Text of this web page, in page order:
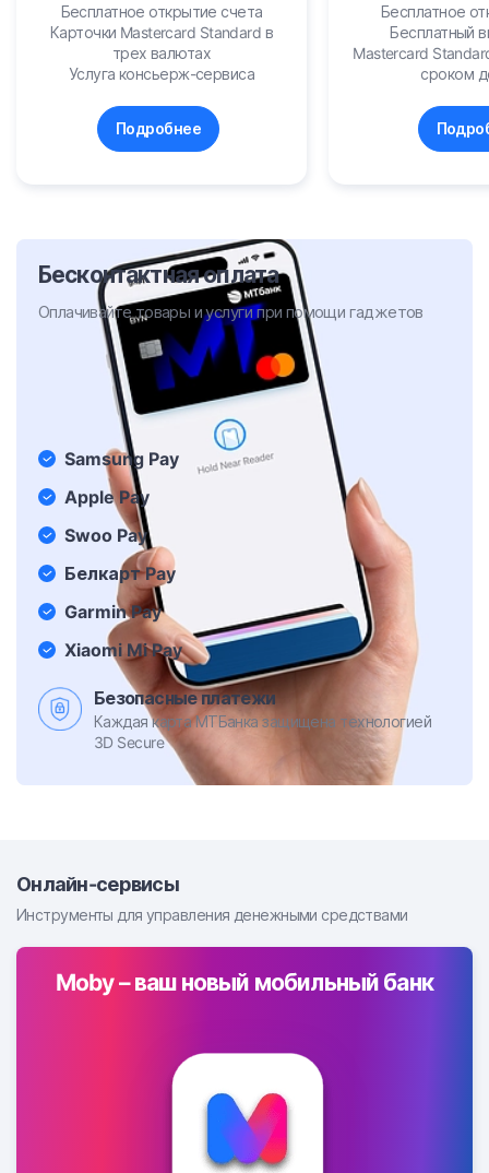
Бесплатное открытие счета
Карточки Mastercard Standard в
трех валютах
Услуга консьерж-сервиса
Подробнее
Бесплатное
Бесплатный
Mastercard
сроком
Бесконтактная оплата
Оплачивайте товары и услуги при помощи гаджетов
Samsung Pay
Apple Pay
Swoo Pay
Белкарт Pay
Garmin Pay
Xiaomi Mi Pay
Безопасные платежи
Каждая карта МТБанка защищена технологией
3D Secure
Онлайн-сервисы
Инструменты для управления денежными средствами
Moby – ваш новый мобильный банк